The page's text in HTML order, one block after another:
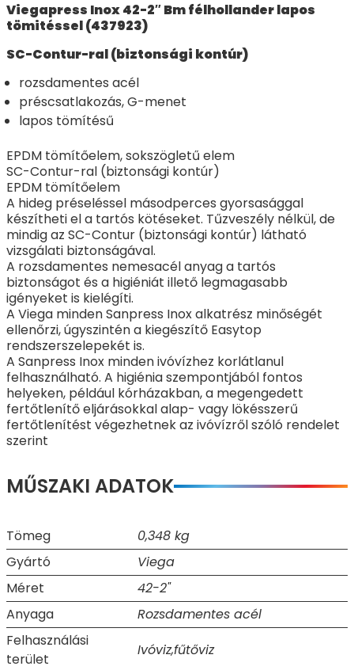
Viegapress Inox 42-2″ Bm félhollander lapos
tömitéssel (437923)
SC-Contur-ral (biztonsági kontúr)
rozsdamentes acél
préscsatlakozás, G-menet
lapos tömítésű
EPDM tömítőelem, sokszögletű elem
SC-Contur-ral (biztonsági kontúr)
EPDM tömítőelem
A hideg préseléssel másodperces gyorsasággal
készítheti el a tartós kötéseket. Tűzveszély nélkül, de
mindig az SC-Contur (biztonsági kontúr) látható
vizsgálati biztonságával.
A rozsdamentes nemesacél anyag a tartós
biztonságot és a higiéniát illető legmagasabb
igényeket is kielégíti.
A Viega minden Sanpress Inox alkatrész minőségét
ellenőrzi, úgyszintén a kiegészítő Easytop
rendszerszelepekét is.
A Sanpress Inox minden ivóvízhez korlátlanul
felhasználható. A higiénia szempontjából fontos
helyeken, például kórházakban, a megengedett
fertőtlenítő eljárásokkal alap- vagy lökésszerű
fertőtlenítést végezhetnek az ivóvízről szóló rendelet
szerint
MŰSZAKI ADATOK
Tömeg
0,348 kg
Gyártó
Viega
Méret
42-2"
Anyaga
Rozsdamentes acél
Felhasználási
terület
Ivóviz,fűtőviz